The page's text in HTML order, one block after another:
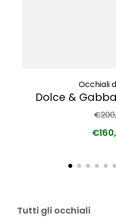
Occhiali
Dolce &
€
€
Tutti gli occhiali